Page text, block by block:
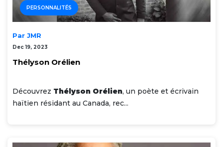
PERSONNALITÉS
Par JMR
Dec 19, 2023
Thélyson Orélien
Découvrez Thélyson Orélien, un poète et écrivain
haïtien résidant au Canada, rec...